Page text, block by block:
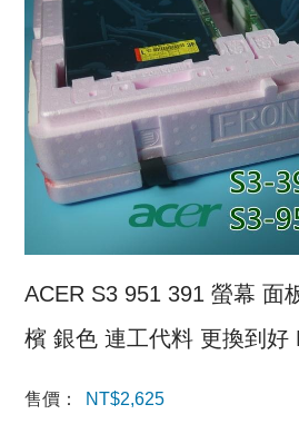
ACER S3 951 391 螢幕 面
檳 銀色 連工代料 更換到好
售價： NT$2,625